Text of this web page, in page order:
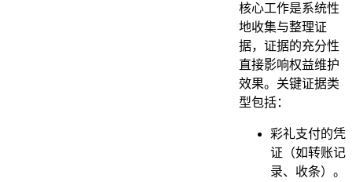
核心工作是系统性
地收集与整理证
据，证据的充分性
直接影响权益维护
效果。关键证据类
型包括：
彩礼支付的凭
证（如转账记
录、收条）。